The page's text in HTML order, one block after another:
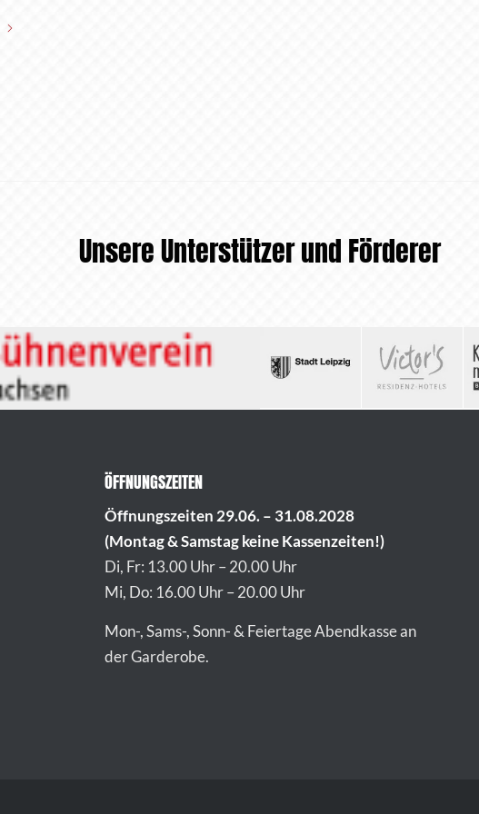
Unsere Unterstützer und Förderer
ÖFFNUNGSZEITEN
Öffnungszeiten 29.06. – 31.08.2028
(Montag & Samstag keine Kassenzeiten!)
Di, Fr: 13.00 Uhr – 20.00 Uhr
Mi, Do: 16.00 Uhr – 20.00 Uhr
Mon-, Sams-, Sonn- & Feiertage Abendkasse an
der Garderobe.